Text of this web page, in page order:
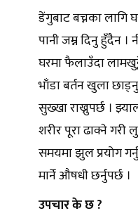
डेंगुबाट बच्नका
पानी जम्न दिनु हुँदैन
घरमा फैलाउँदा
भाँडा बर्तन खुला
सुख्खा राख्नुपर्छ ।
शरीर पूरा ढाक्ने गरी
समयमा झुल प्रयोग
मार्ने औषधी छर्नुपर्छ ।
उपचार के छ ?